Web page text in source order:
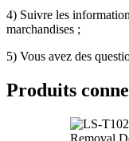
4) Suivre les
marchandises ;
5) Vous avez des
Produits